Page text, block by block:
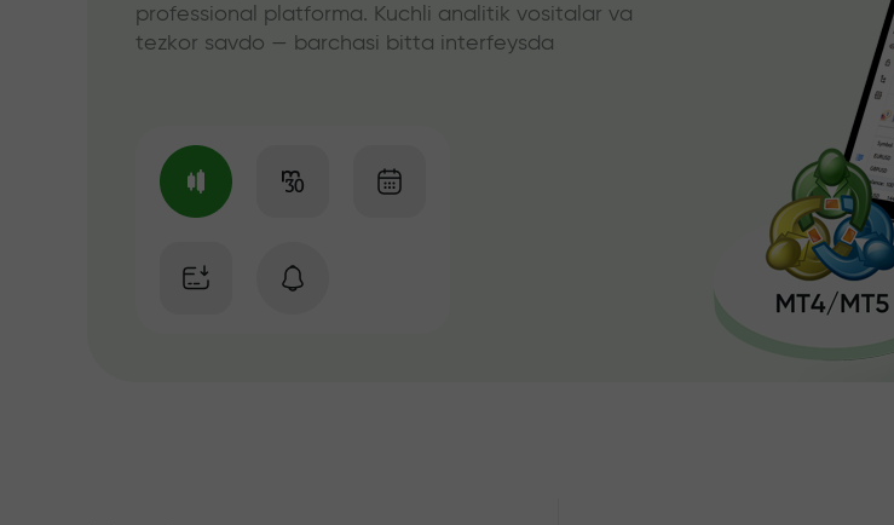
professional platforma. Kuchli analitik vositalar va
tezkor savdo — barchasi bitta interfeysda